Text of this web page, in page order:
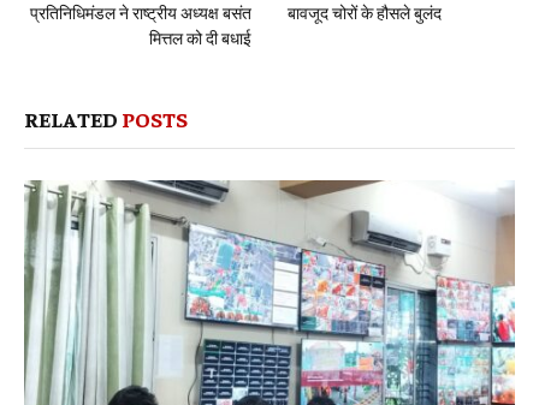
प्रतिनिधिमंडल ने राष्ट्रीय अध्यक्ष बसंत
मित्तल को दी बधाई
बावजूद चोरों के हौसले बुलंद
RELATED POSTS